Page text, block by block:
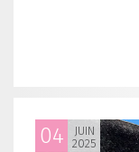
04
JUIN
2025